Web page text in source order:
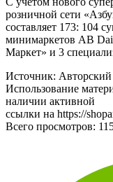
розничной сети
составляет 173: 104
минимаркетов АВ
Маркет» и 3
Использование
наличии активной
ссылки на https://
Всего просмотров: